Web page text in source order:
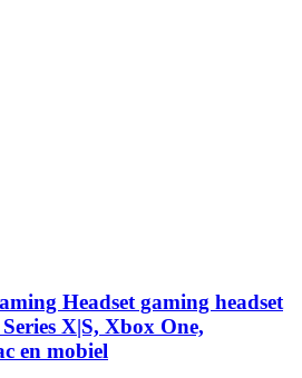
Headset gaming headset
X|S, Xbox One,
en mobiel